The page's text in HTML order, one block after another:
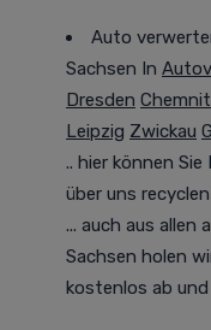
Auto
Sachsen In
Dresden
Leipzig Zwickau
.. hier können
über uns
... auch aus allen
Sachsen holen
kostenlos ab